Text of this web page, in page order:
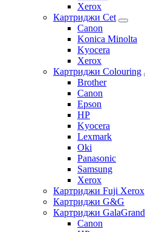
Xerox
Картриджи Cet
Canon
Konica Minolta
Kyocera
Xerox
Картриджи Colouring
Brother
Canon
Epson
HP
Kyocera
Lexmark
Oki
Panasonic
Samsung
Xerox
Картриджи Fuji Xerox
Картриджи G&G
Картриджи GalaGrand
Canon